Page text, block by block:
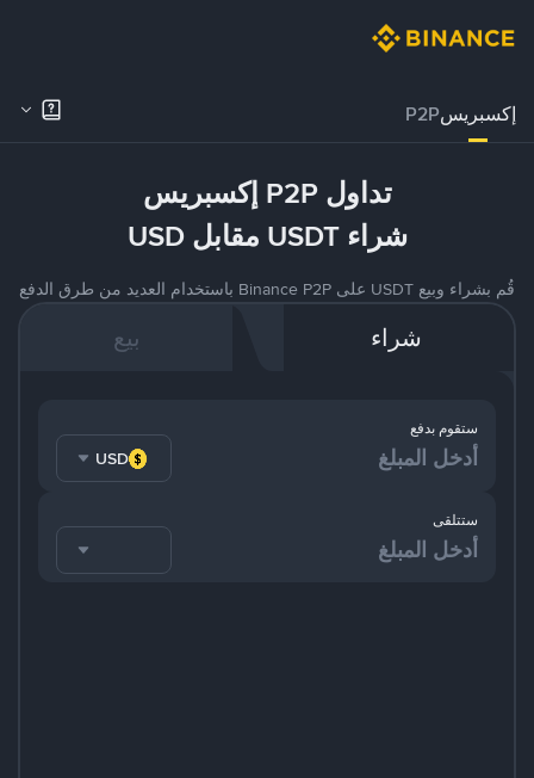
إكسبريسP2P
تداول P2P إكسبريس
شراء USDT مقابل USD
قُم بشراء وبيع USDT على Binance P2P باستخدام العديد من طرق الدفع
شراء بيع
ستقوم بدفع
USD
ستتلقى